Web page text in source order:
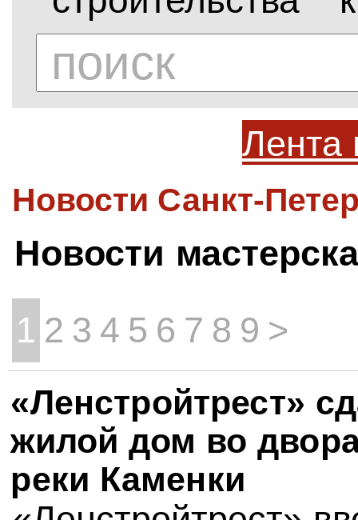
Лента
Новости Санкт-
Новости
1 2 3 4 5 6 7 8 9 >
«Ленстройтрест»
жилой дом во
реки Каменки